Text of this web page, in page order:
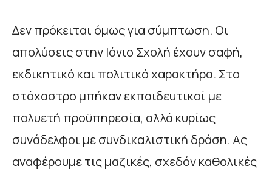
Δεν πρόκειται όμως για σύμπτωση. Οι
απολύσεις στην Ιόνιο Σχολή έχουν σαφή,
εκδικητικό και πολιτικό χαρακτήρα. Στο
στόχαστρο μπήκαν εκπαιδευτικοί με
πολυετή προϋπηρεσία, αλλά κυρίως
συνάδελφοι με συνδικαλιστική δράση. Ας
αναφέρουμε τις μαζικές, σχεδόν καθολικές